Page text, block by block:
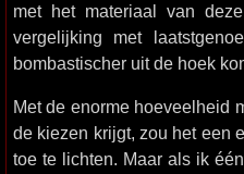
met het materiaal van
vergelijking met
bombastischer uit de hoek
Met de enorme hoeveelheid
de kiezen krijgt, zou het een
toe te lichten. Maar als ik